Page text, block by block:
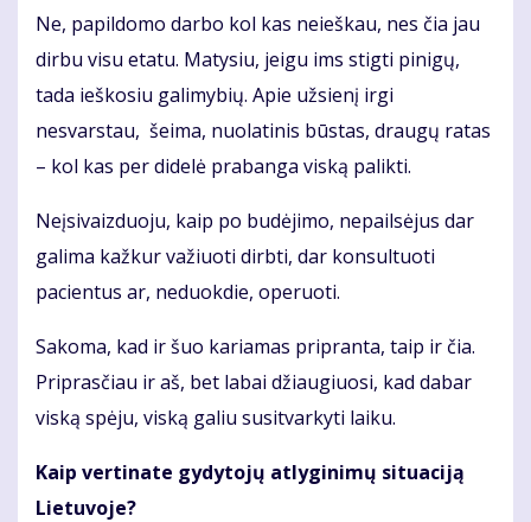
Ne, papildomo darbo kol kas neieškau, nes čia jau
dirbu visu etatu. Matysiu, jeigu ims stigti pinigų,
tada ieškosiu galimybių. Apie užsienį irgi
nesvarstau, šeima, nuolatinis būstas, draugų ratas
– kol kas per didelė prabanga viską palikti.
Neįsivaizduoju, kaip po budėjimo, nepailsėjus dar
galima kažkur važiuoti dirbti, dar konsultuoti
pacientus ar, neduokdie, operuoti.
Sakoma, kad ir šuo kariamas pripranta, taip ir čia.
Priprasčiau ir aš, bet labai džiaugiuosi, kad dabar
viską spėju, viską galiu susitvarkyti laiku.
Kaip vertinate gydytojų atlyginimų situaciją
Lietuvoje?